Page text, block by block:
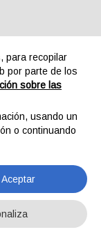
para recopilar
por parte de los
sobre las
usando un
o continuando
Aceptar